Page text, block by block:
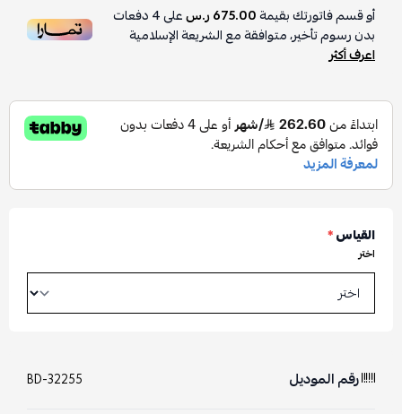
أو قسم فاتورتك بقيمة675.00 ر.س على4دفعات
بدون رسوم تأخير، متوافقة مع الشريعة الإسلامية
اعرف أكثر
القياس*
اختر
رقم الموديل BD-32255